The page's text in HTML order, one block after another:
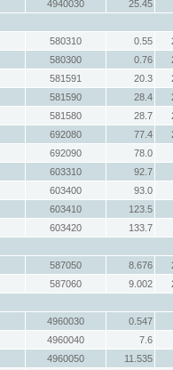
4940030
25.45
580310 0.55
580300 0.76
581591 20.3
581590 28.4
581580 28.7
692080 77.4
692090
78.0
603310
92.7
603400
93.0
603410
123.5
603420
133.7
587050 8.676
587060 9.002
4960030
0.547
4960040
7.6
4960050
11.535